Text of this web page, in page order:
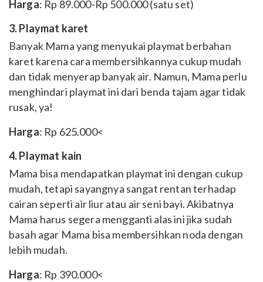
Harga: Rp 89.000-Rp 500.000 (satu set)
3. Playmat karet
Banyak Mama yang menyukai playmat berbahan
karet karena cara membersihkannya cukup mudah
dan tidak menyerap banyak air. Namun, Mama perlu
menghindari playmat ini dari benda tajam agar tidak
rusak, ya!
Harga: Rp 625.000<
4. Playmat kain
Mama bisa mendapatkan playmat ini dengan cukup
mudah, tetapi sayangnya sangat rentan terhadap
cairan seperti air liur atau air seni bayi. Akibatnya
Mama harus segera mengganti alas ini jika sudah
basah agar Mama bisa membersihkan noda dengan
lebih mudah.
Harga: Rp 390.000<